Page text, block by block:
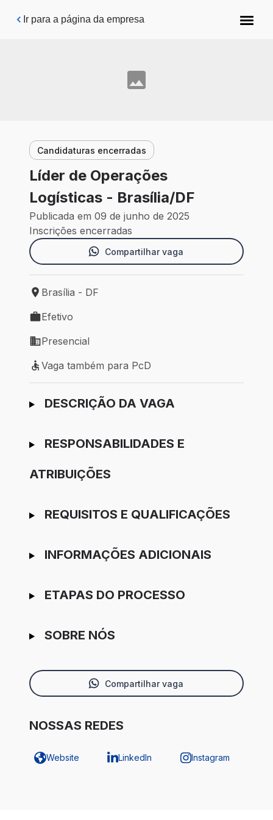
Pular para o conteúdo principal
Ir para a página da empresa
Candidaturas encerradas
Líder de Operações
Logísticas - Brasília/DF
Publicada em 09 de junho de 2025
Inscrições encerradas
Compartilhar vaga
Local de trabalho: Brasília - DF
Brasília - DF
Tipo de vaga: Efetivo
Efetivo
Modelo de trabalho: Presencial
Presencial
Vaga também para PcD
Vaga também para PcD
Ir para candidatura
DESCRIÇÃO DA VAGA
RESPONSABILIDADES E
ATRIBUIÇÕES
REQUISITOS E QUALIFICAÇÕES
INFORMAÇÕES ADICIONAIS
ETAPAS DO PROCESSO
SOBRE NÓS
Compartilhar vaga
NOSSAS REDES
Website LinkedIn Instagram